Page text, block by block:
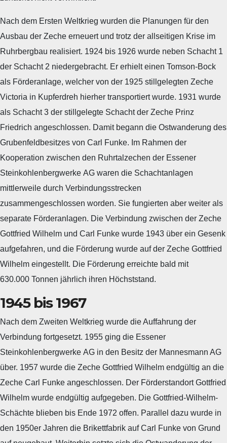
Nach dem Ersten Weltkrieg wurden die Planungen für den
Ausbau der Zeche erneuert und trotz der allseitigen Krise im
Ruhrbergbau realisiert. 1924 bis 1926 wurde neben Schacht 1
der Schacht 2 niedergebracht. Er erhielt einen Tomson-Bock
als Förderanlage, welcher von der 1925 stillgelegten Zeche
Victoria in Kupferdreh hierher transportiert wurde. 1931 wurde
als Schacht 3 der stillgelegte Schacht der Zeche Prinz
Friedrich angeschlossen. Damit begann die Ostwanderung des
Grubenfeldbesitzes von Carl Funke. Im Rahmen der
Kooperation zwischen den Ruhrtalzechen der Essener
Steinkohlenbergwerke AG waren die Schachtanlagen
mittlerweile durch Verbindungsstrecken
zusammengeschlossen worden. Sie fungierten aber weiter als
separate Förderanlagen. Die Verbindung zwischen der Zeche
Gottfried Wilhelm und Carl Funke wurde 1943 über ein Gesenk
aufgefahren, und die Förderung wurde auf der Zeche Gottfried
Wilhelm eingestellt. Die Förderung erreichte bald mit
630.000 Tonnen jährlich ihren Höchststand.
1945 bis 1967
Nach dem Zweiten Weltkrieg wurde die Auffahrung der
Verbindung fortgesetzt. 1955 ging die Essener
Steinkohlenbergwerke AG in den Besitz der Mannesmann AG
über. 1957 wurde die Zeche Gottfried Wilhelm endgültig an die
Zeche Carl Funke angeschlossen. Der Förderstandort Gottfried
Wilhelm wurde endgültig aufgegeben. Die Gottfried-Wilhelm-
Schächte blieben bis Ende 1972 offen. Parallel dazu wurde in
den 1950er Jahren die Brikettfabrik auf Carl Funke von Grund